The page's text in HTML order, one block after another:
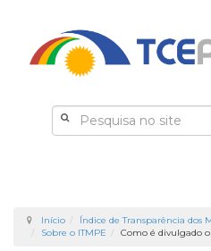
Início Índice de Transparência dos
Sobre o ITMPE
Como é divulgado